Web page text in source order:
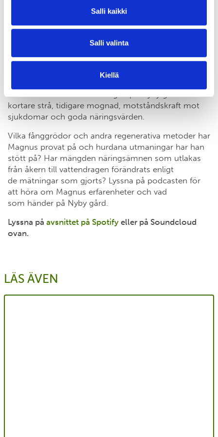
Salli kaikki
Salli valinta
Kiellä
andra sidan är lantsorterna lite svårare att odla,
försvårar skörden.
sorter som kombinerar goda egenskaper. En liten
odling i källaren snabbar upp processen och LED-
vinter. Målet för växtförädlingen på Nyby gård är
kortare strå, tidigare mognad, motståndskraft mot
sjukdomar och goda näringsvärden.
Vilka fånggrödor och andra regenerativa metoder har
Magnus provat på och hurdana utmaningar har han
stött på? Har mängden näringsämnen som utlakas
från åkern till vattendragen förändrats enligt
de mätningar som gjorts? Lyssna på podcasten för
att höra om Magnus erfarenheter och vad
som händer på Nyby gård.
Lyssna på avsnittet på Spotify eller på Soundcloud
ovan.
LÄS ÄVEN